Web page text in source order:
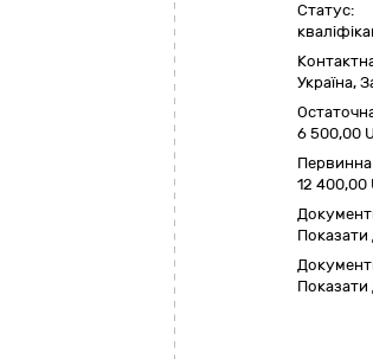
Статус:
Україна,
6 500,00
Первинна
12 400,00
Показати
Показати